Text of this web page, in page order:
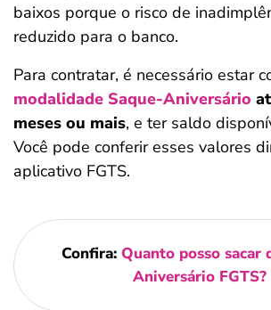
baixos porque o risco de
reduzido para o banco.
Para contratar, é necessário estar
modalidade Saque-Aniversário
meses ou mais, e ter saldo
Você pode conferir esses valores
aplicativo FGTS.
Confira: Quanto posso sacar
Aniversário FGTS?